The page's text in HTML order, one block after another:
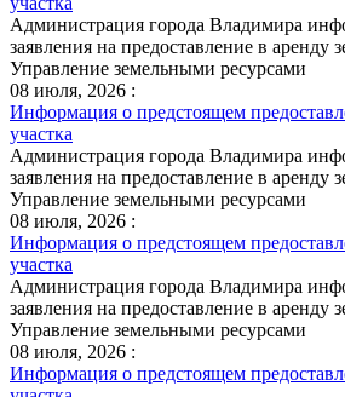
Администрация города Владимира
заявления на предоставление в аренду
Управление земельными ресурсами
08 июля, 2026 :
Информация о предстоящем
участка
Администрация города Владимира
заявления на предоставление в аренду
Управление земельными ресурсами
08 июля, 2026 :
Информация о предстоящем
участка
Администрация города Владимира
заявления на предоставление в аренду
Управление земельными ресурсами
08 июля, 2026 :
Информация о предстоящем